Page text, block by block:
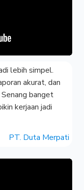
lebih simpel.
akurat, dan
Senang banget
kerjaan jadi
PT. Duta Merpati